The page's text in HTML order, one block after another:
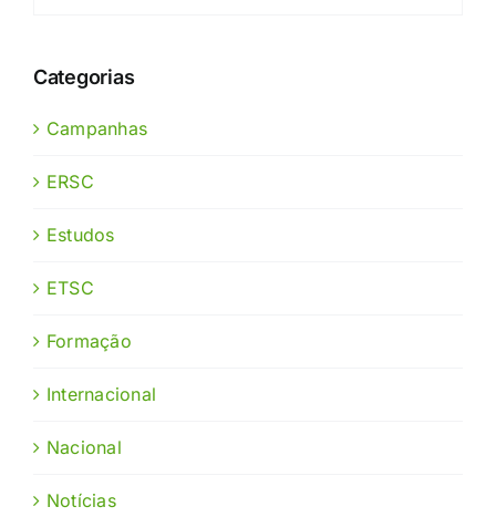
Categorias
Campanhas
ERSC
Estudos
ETSC
Formação
Internacional
Nacional
Notícias